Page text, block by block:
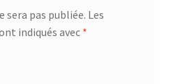
sera pas publiée. Les
indiqués avec *